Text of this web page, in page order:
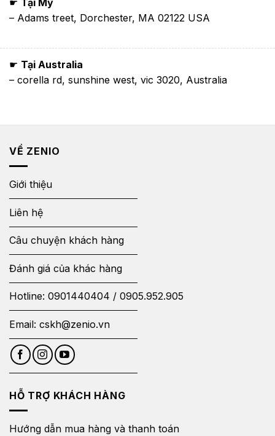
☛ Tại Mỹ
– Adams treet, Dorchester, MA 02122 USA
☛ Tại Australia
– corella rd, sunshine west, vic 3020, Australia
VỀ ZENIO
Giới thiệu
Liên hệ
Câu chuyện khách hàng
Đánh giá của khác hàng
Hotline: 0901440404 / 0905.952.905
Email: cskh@zenio.vn
HỖ TRỢ KHÁCH HÀNG
Hướng dẫn mua hàng và thanh toán